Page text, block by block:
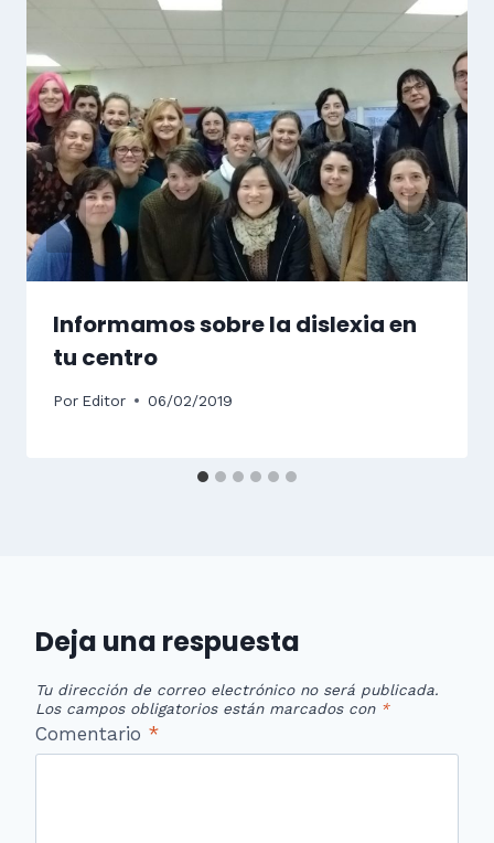
Informamos sobre la dislexia en
tu centro
Por Editor 06/02/2019
Deja una respuesta
Tu dirección de correo electrónico no será publicada.
Los campos obligatorios están marcados con *
Comentario *